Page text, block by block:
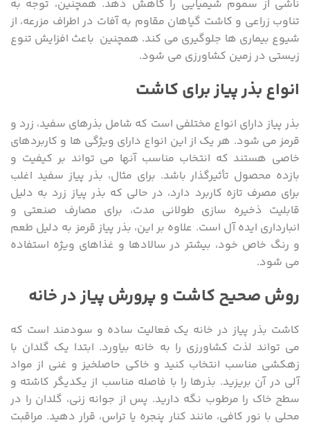
ناشی از سموم شیمیایی را کاهش دهد. همچنین، توجه به
تناوب زراعی و کاشت گیاهان مقاوم به آفات در اطراف مزرعه، از
شیوع بیماری ها جلوگیری می کند. همچنین باعث افزایش تنوع
زیستی در زمین کشاورزی می شود.
انواع بذر پیاز برای کاشت
بذر پیاز دارای انواع مختلفی است که شامل بذرهای سفید، زرد و
قرمز می شود. هر یک از این انواع دارای ویژگی ها و کاربردهای
خاصی هستند که انتخاب مناسب آنها می تواند بر کیفیت و
بازده محصول تأثیرگذار باشد. برای مثال، بذر پیاز سفید اغلب
برای مصرف تازه کاربرد دارد، در حالی که بذر پیاز زرد به دلیل
قابلیت ذخیره سازی طولانی مدت، برای مصارف صنعتی و
انبارداری ایده آل است. علاوه بر این، بذر پیاز قرمز به دلیل طعم
و رنگ خاص خود، بیشتر در سالادها و غذاهای ویژه استفاده
می شود.
روش صحیح کاشت و پرورش پیاز در خانه
کاشت بذر پیاز در خانه یک فعالیت ساده و سودمند است که
می تواند لذت کشاورزی را به خانه بیاورد. ابتدا یک گلدان با
زهکشی مناسب انتخاب کنید و خاکی حاصلخیز و غنی از مواد
آلی در آن بریزید. بذرها را با فاصله مناسب از یکدیگر کاشته و
سطح خاک را مرطوب نگه دارید. پس از جوانه زنی، گلدان را در
محلی با نور کافی، مانند کنار پنجره یا تراس، قرار دهید. مراقبت